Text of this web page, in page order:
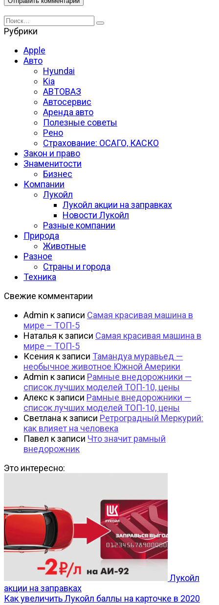
Search
for:
Рубрики
Apple
Авто
Hyundai
Kia
АВТОВАЗ
Автосервис
Аренда авто
Полезные советы
Рено
Страхование: ОСАГО, КАСКО
Закон и право
Знаменитости
Бизнес
Компании
Лукойл
Лукойл акции на заправках
Новости Лукойл
Разные компании
Природа
Животные
Разное
Страны и города
Техника
Свежие комментарии
Admin к записи Самая красивая машина в
мире – ТОП-5
Наталья к записи Самая красивая машина в
мире – ТОП-5
Ксения к записи Тамандуа муравьед —
необычное животное Южной Америки
Admin к записи Рамные внедорожники —
список лучших моделей ТОП-10, цены
Алекс к записи Рамные внедорожники —
список лучших моделей ТОП-10, цены
Светлана к записи Ретроградный Меркурий:
как влияет на человека
Павел к записи Что значит рамный
внедорожник
Это интересно:
Лукойл
акции на заправках
Как увеличить Лукойл баллы на карточке в 2020